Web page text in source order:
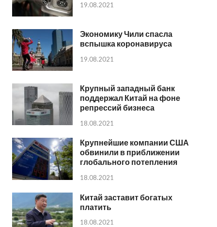
19.08.2021
Экономику Чили спасла
вспышка коронавируса
19.08.2021
Крупный западный банк
поддержал Китай на фоне
репрессий бизнеса
18.08.2021
Крупнейшие компании США
обвинили в приближении
глобального потепления
18.08.2021
Китай заставит богатых
платить
18.08.2021